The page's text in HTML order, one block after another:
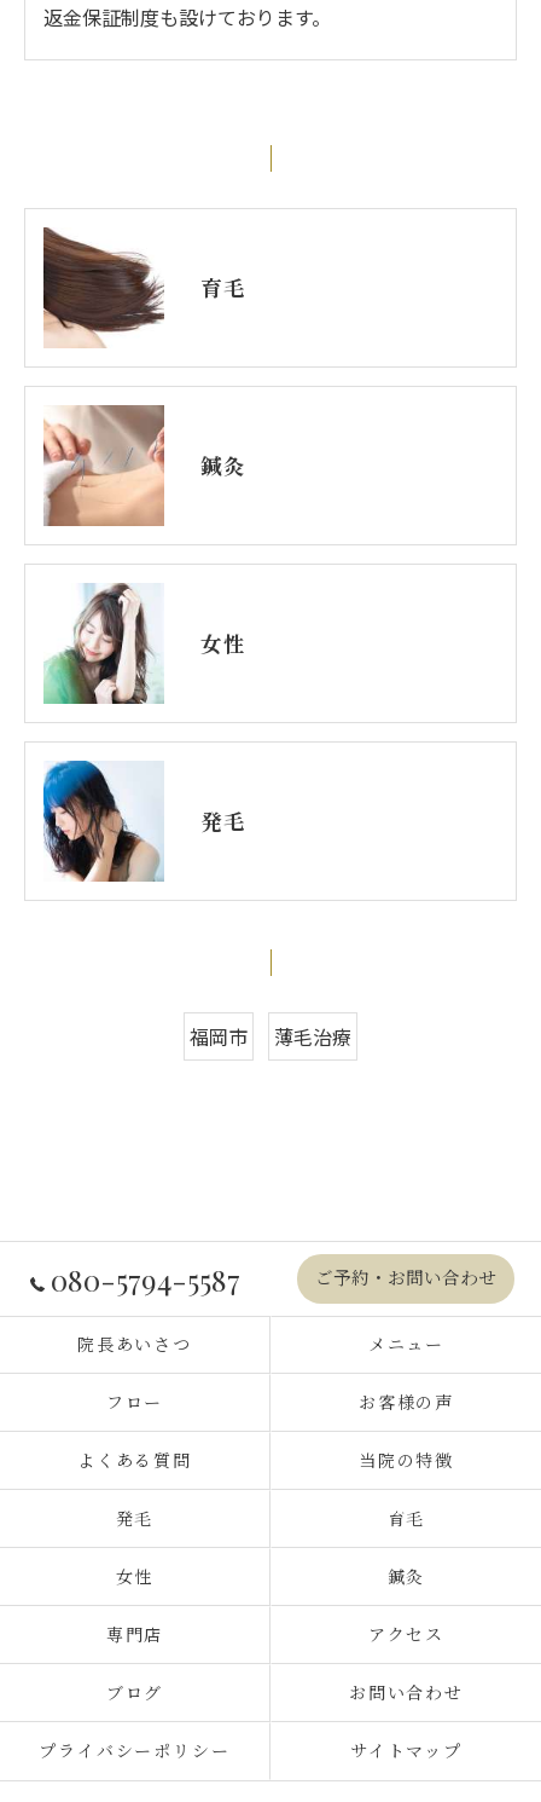
返金保証制度も設けております。
育毛
鍼灸
女性
発毛
福岡市 薄毛治療
080-5794-5587 ご予約・お問い合わせ
院長あいさつ メニュー
フロー お客様の声
よくある質問 当院の特徴
発毛 育毛
女性 鍼灸
専門店 アクセス
ブログ お問い合わせ
プライバシーポリシー サイトマップ